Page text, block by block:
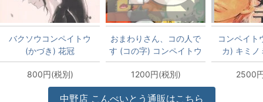
バクソウコンペイトウ
(かづき) 花冠
800円(税別)
おまわりさん、コの人で
す (コの字) コンペイトウ
ケモノ味
1200円(税別)
コンペイト
カ) キミノ
2500
中野店 こんぺいとう通販はこちら